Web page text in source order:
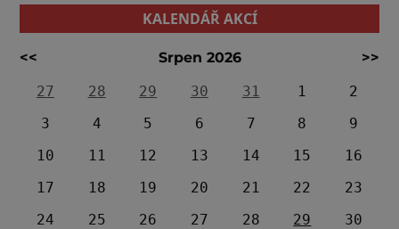
KALENDÁŘ AKCÍ
<< Srpen 2026
>>
27
28 29 30 31 1
2
3
4 5 6 7 8
9
10
11 12 13 14 15
16
17
18 19 20 21 22
23
24
25 26 27 28 29
30